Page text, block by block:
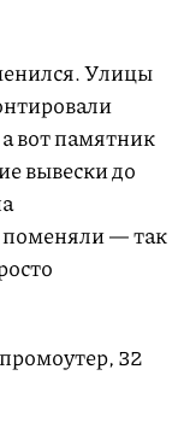
Улицы
вот памятник
вывески до
поменяли — так
32